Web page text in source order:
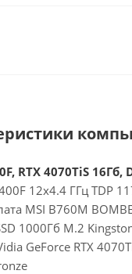
RTX 4070TiS 16Гб,
12x4.4 ГГц TDP
MSI B760M
1000Гб M.2
GeForce RTX